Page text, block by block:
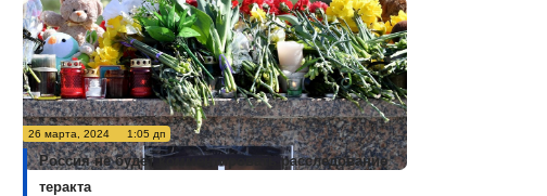
26 марта, 2024 1:05 дп
Россия не будет комментировать расследование
теракта